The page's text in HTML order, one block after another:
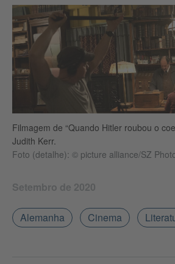
Filmagem de “Quando Hitler roubou o
Judith Kerr.
Foto (detalhe): © picture alliance/SZ
Setembro de 2020
Alemanha Cinema